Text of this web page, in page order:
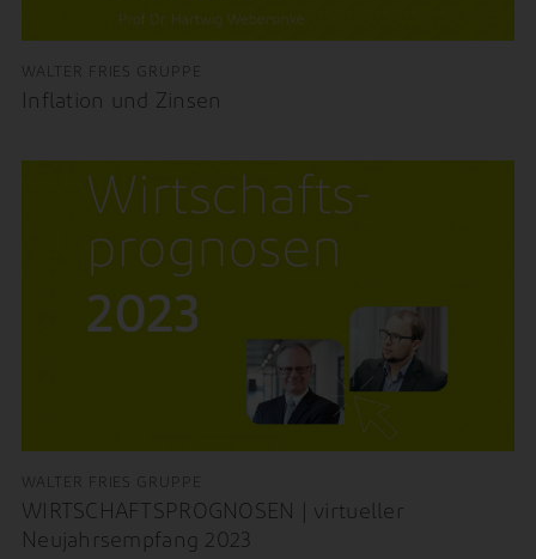
WALTER FRIES GRUPPE
Inflation und Zinsen
WALTER FRIES GRUPPE
WIRTSCHAFTSPROGNOSEN | virtueller
Neujahrsempfang 2023